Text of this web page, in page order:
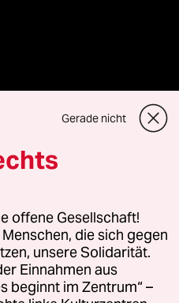
GmbH
Fragen oder für Genehmigungen
Kommune-Richtlinien
Gerade nicht
offene Gesellschaft!
die sich gegen
unsere Solidarität.
Einnahmen aus
beginnt im Zentrum“ –